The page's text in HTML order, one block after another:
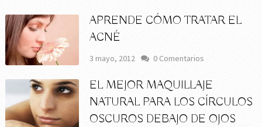
APRENDE CÓMO TRATAR EL
ACNÉ
3 mayo, 2012 0 Comentarios
EL MEJOR MAQUILLAJE
NATURAL PARA LOS CÍRCULOS
OSCUROS DEBAJO DE OJOS